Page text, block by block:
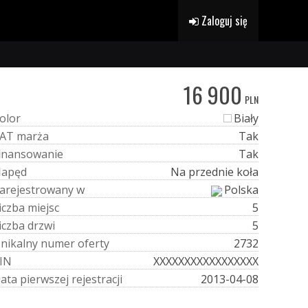
Zaloguj się
16 900 PLN
olor
Biały
AT marża
Tak
nansowanie
Tak
apęd
Na przednie koła
arejestrowanyw
Polska
iczba miejsc
5
iczba drzwi
5
nikalny numeroferty
2732
IN
XXXXXXXXXXXXXXXXX
ata pierwszej rejestracji 2013-04-08